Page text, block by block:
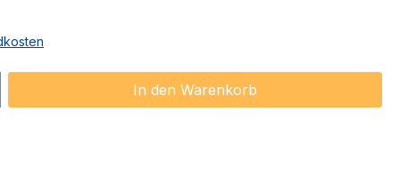
den gewünschten Wert ein oder
In den Warenkorb